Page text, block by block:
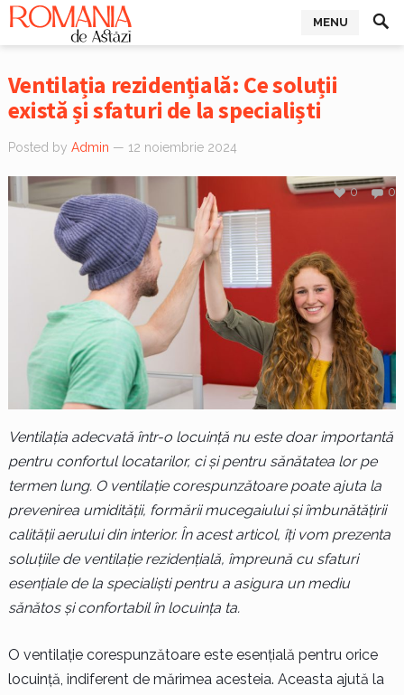
MENU
Ventilația rezidențială: Ce soluții
există și sfaturi de la specialiști
Posted by Admin — 12 noiembrie 2024
0
0
Ventilația adecvată într-o locuință nu este doar importantă
pentru confortul locatarilor, ci și pentru sănătatea lor pe
termen lung. O ventilație corespunzătoare poate ajuta la
prevenirea umidității, formării mucegaiului și îmbunătățirii
calității aerului din interior. În acest articol, îți vom prezenta
soluțiile de ventilație rezidențială, împreună cu sfaturi
esențiale de la specialiști pentru a asigura un mediu
sănătos și confortabil în locuința ta.
O ventilație corespunzătoare este esențială pentru orice
locuință, indiferent de mărimea acesteia. Aceasta ajută la